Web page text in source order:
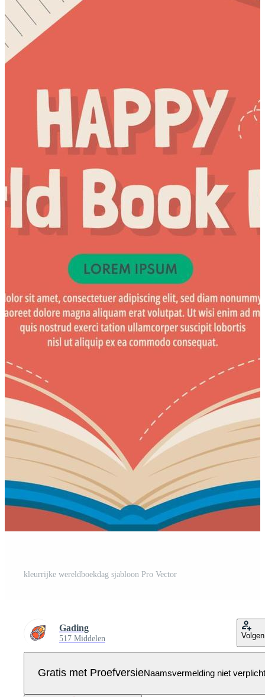
kleurrijke wereldboekdag sjabloon Pro Vector
Gading
517 Middelen Volgen
Gratis met ProefversieNaamsvermelding niet verplicht